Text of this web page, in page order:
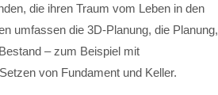
die ihren Traum vom Leben in den
umfassen die 3D-Planung, die Planung,
– zum Beispiel mit
von Fundament und Keller.